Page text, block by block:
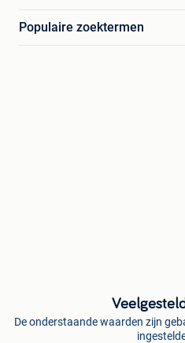
Populaire zoektermen
De onderstaande waarden zijn